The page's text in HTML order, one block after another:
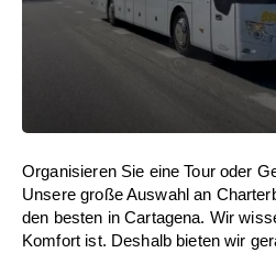
Organisieren Sie eine Tour oder
Unsere große Auswahl an
den besten in Cartagena. Wir
Komfort ist. Deshalb bieten wir